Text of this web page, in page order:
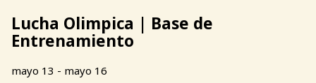
Lucha Olimpica | Base de
Entrenamiento
mayo 13 - mayo 16